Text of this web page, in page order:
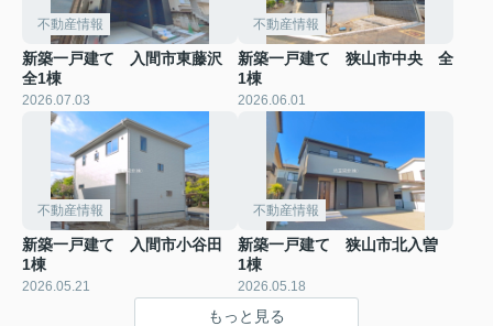
不動産情報
新築一戸建て 入間市東藤沢
全1棟
2026.07.03
不動産情報
新築一戸建て 狭山市中央 全
1棟
2026.06.01
不動産情報
新築一戸建て 入間市小谷田
1棟
2026.05.21
不動産情報
新築一戸建て 狭山市北入曽
1棟
2026.05.18
もっと見る